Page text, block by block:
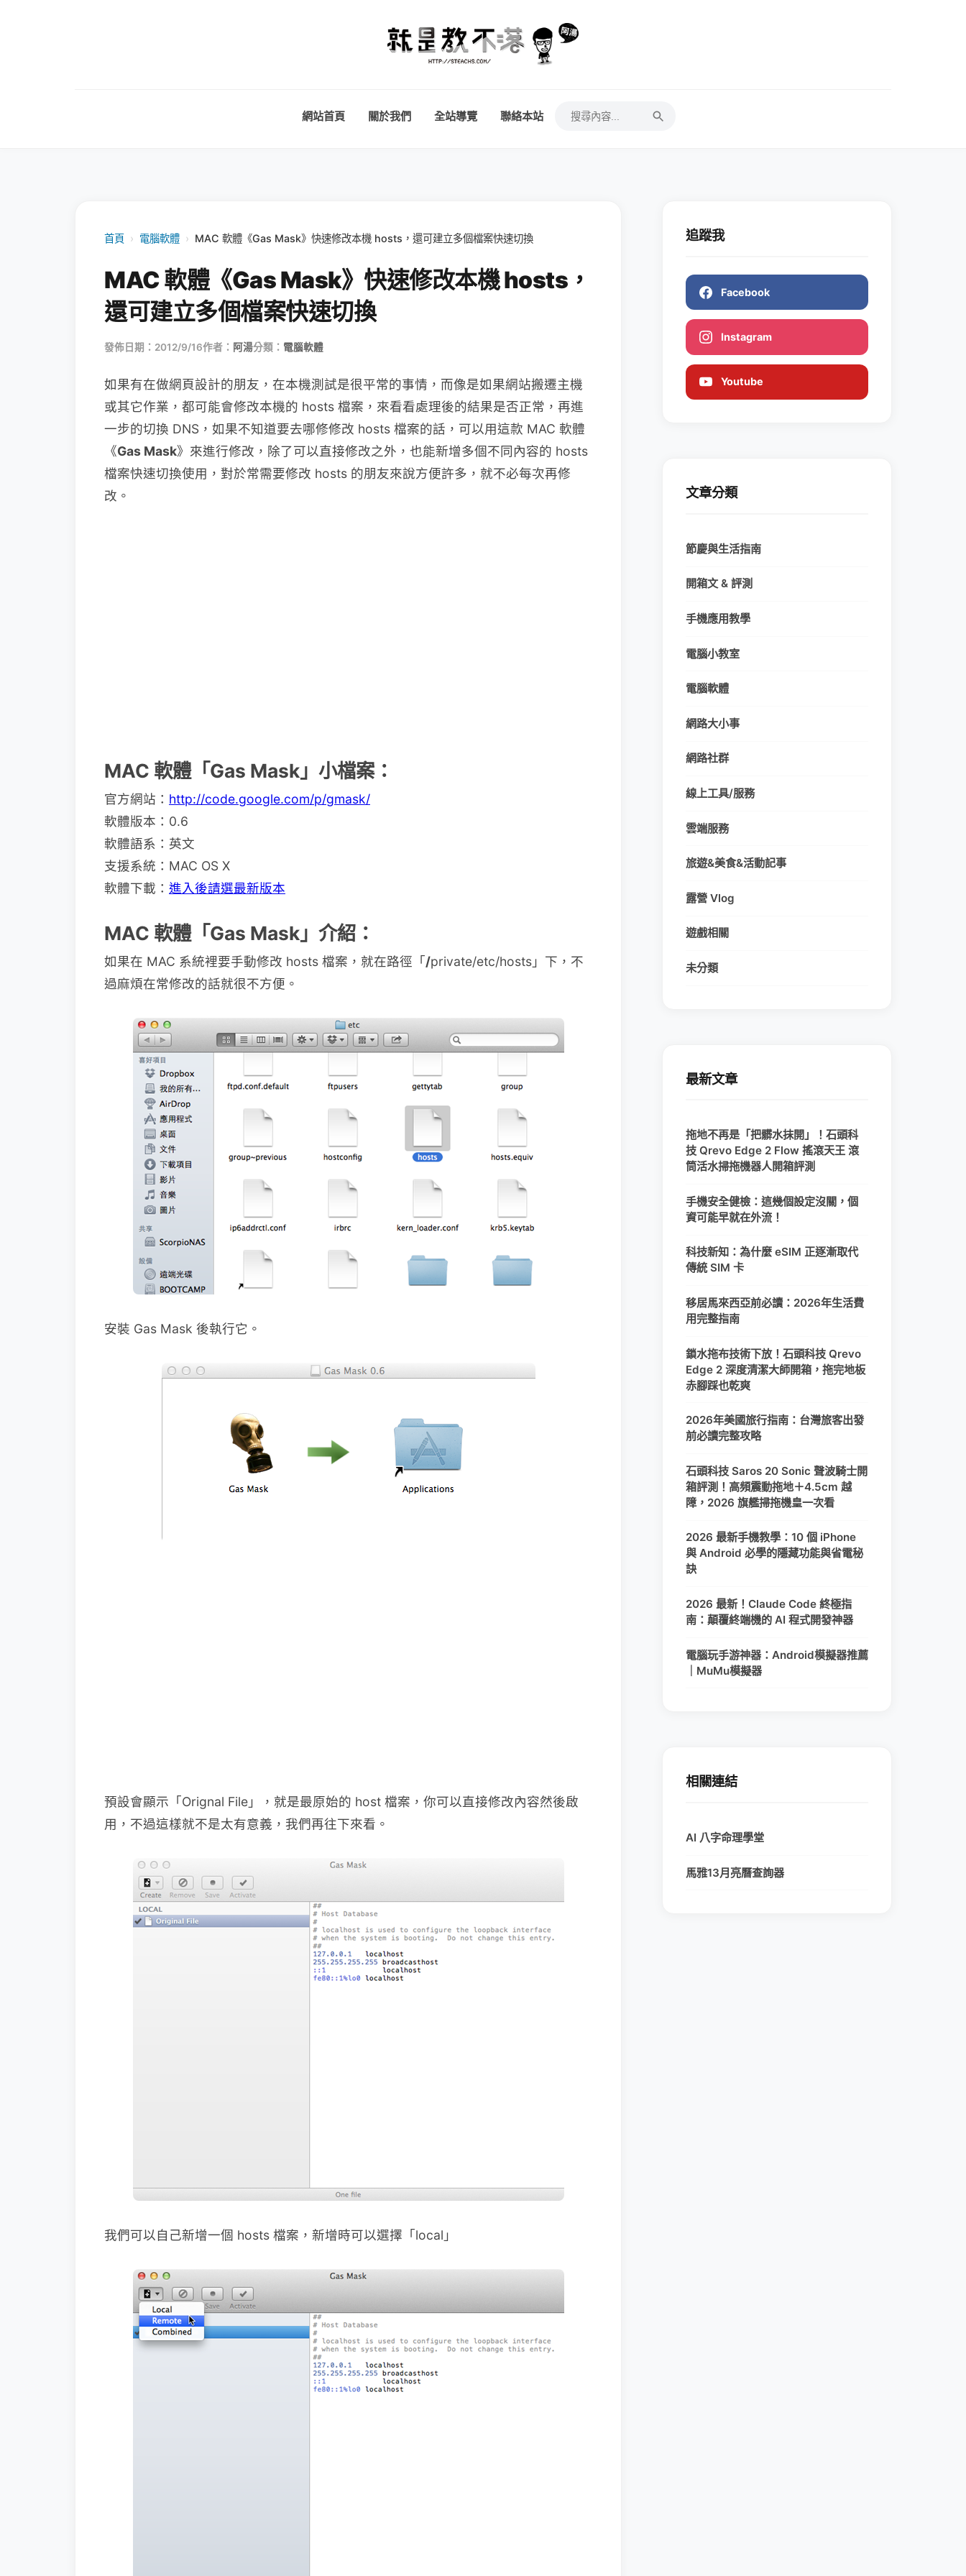
網站首頁 關於我們 全站導覽 聯絡本站
首頁 › 電腦軟體 › MAC 軟體《Gas Mask》快速修改本機 hosts，還可建立多個檔案快速切換
MAC 軟體《Gas Mask》快速修改本機 hosts，
還可建立多個檔案快速切換
發佈日期：2012/9/16作者： 阿湯分類： 電腦軟體
如果有在做網頁設計的朋友，在本機測試是很平常的事情，而像是如果網站搬遷主機
或其它作業，都可能會修改本機的 hosts 檔案，來看看處理後的結果是否正常，再進
一步的切換 DNS，如果不知道要去哪修修改 hosts 檔案的話，可以用這款 MAC 軟體
《Gas Mask》來進行修改，除了可以直接修改之外，也能新增多個不同內容的 hosts
檔案快速切換使用，對於常需要修改 hosts 的朋友來說方便許多，就不必每次再修
改。
MAC 軟體「Gas Mask」小檔案：
官方網站： http://code.google.com/p/gmask/
軟體版本：0.6
軟體語系：英文
支援系統：MAC OS X
軟體下載： 進入後請選最新版本
MAC 軟體「Gas Mask」介紹：
如果在 MAC 系統裡要手動修改 hosts 檔案，就在路徑「/private/etc/hosts」下，不
過麻煩在常修改的話就很不方便。
安裝 Gas Mask 後執行它。
預設會顯示「Orignal File」，就是最原始的 host 檔案，你可以直接修改內容然後啟
用，不過這樣就不是太有意義，我們再往下來看。
我們可以自己新增一個 hosts 檔案，新增時可以選擇「local」
追蹤我
Facebook
Instagram
Youtube
文章分類
節慶與生活指南
開箱文 & 評測
手機應用教學
電腦小教室
電腦軟體
網路大小事
網路社群
線上工具/服務
雲端服務
旅遊&美食&活動記事
露營 Vlog
遊戲相關
未分類
最新文章
拖地不再是「把髒水抹開」！石頭科
技 Qrevo Edge 2 Flow 搖滾天王 滾
筒活水掃拖機器人開箱評測
手機安全健檢：這幾個設定沒關，個
資可能早就在外流！
科技新知：為什麼 eSIM 正逐漸取代
傳統 SIM 卡
移居馬來西亞前必讀：2026年生活費
用完整指南
鎖水拖布技術下放！石頭科技 Qrevo
Edge 2 深度清潔大師開箱，拖完地板
赤腳踩也乾爽
2026年美國旅行指南：台灣旅客出發
前必讀完整攻略
石頭科技 Saros 20 Sonic 聲波騎士開
箱評測！高頻震動拖地＋4.5cm 越
障，2026 旗艦掃拖機皇一次看
2026 最新手機教學：10 個 iPhone
與 Android 必學的隱藏功能與省電秘
訣
2026 最新！Claude Code 終極指
南：顛覆終端機的 AI 程式開發神器
電腦玩手游神器：Android模擬器推薦
｜MuMu模擬器
相關連結
AI 八字命理學堂
馬雅13月亮曆查詢器